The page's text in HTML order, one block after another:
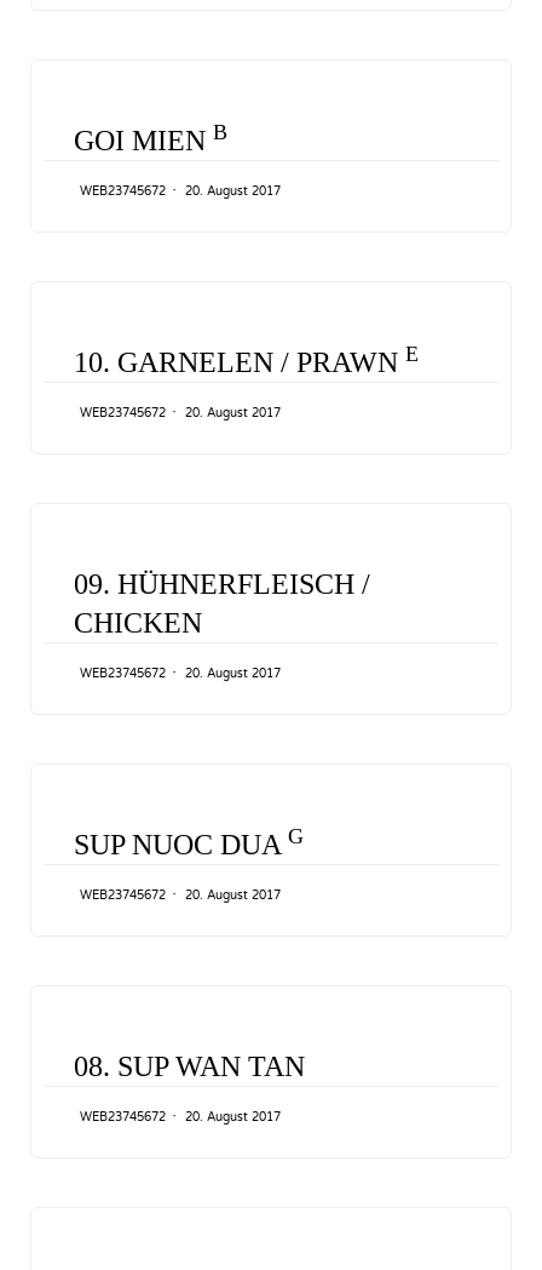
GOI MIEN B
WEB23745672 20. August 2017
10. GARNELEN / PRAWN E
WEB23745672 20. August 2017
09. HÜHNERFLEISCH /
CHICKEN
WEB23745672 20. August 2017
SUP NUOC DUA G
WEB23745672 20. August 2017
08. SUP WAN TAN
WEB23745672 20. August 2017